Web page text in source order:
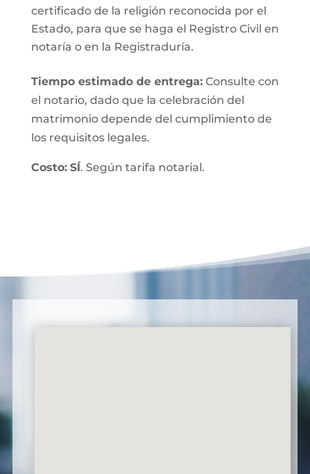
certificado de la religión reconocida por el
Estado, para que se haga el Registro Civil en
notaría o en la Registraduría.
Tiempo estimado de entrega:Consulte con
el notario, dado que la celebración del
matrimonio depende del cumplimiento de
los requisitos legales.
Costo: SÍ. Según tarifa notarial.